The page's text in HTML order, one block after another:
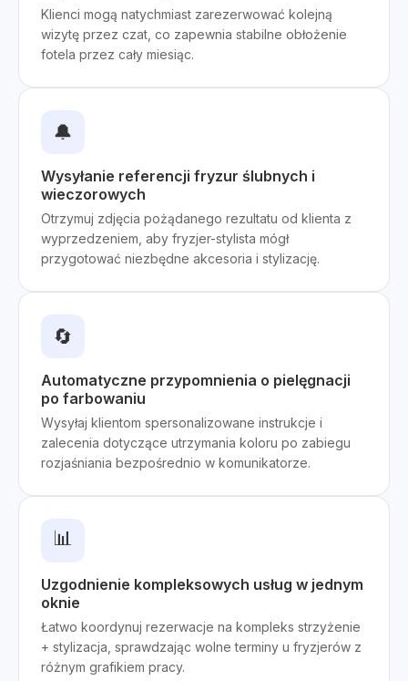
Klienci mogą natychmiast zarezerwować kolejną
wizytę przez czat, co zapewnia stabilne obłożenie
fotela przez cały miesiąc.
🔔
Wysyłanie referencji fryzur ślubnych i
wieczorowych
Otrzymuj zdjęcia pożądanego rezultatu od klienta z
wyprzedzeniem, aby fryzjer-stylista mógł
przygotować niezbędne akcesoria i stylizację.
🔄
Automatyczne przypomnienia o pielęgnacji
po farbowaniu
Wysyłaj klientom spersonalizowane instrukcje i
zalecenia dotyczące utrzymania koloru po zabiegu
rozjaśniania bezpośrednio w komunikatorze.
📊
Uzgodnienie kompleksowych usług w jednym
oknie
Łatwo koordynuj rezerwacje na kompleks strzyżenie
+ stylizacja, sprawdzając wolne terminy u fryzjerów z
różnym grafikiem pracy.